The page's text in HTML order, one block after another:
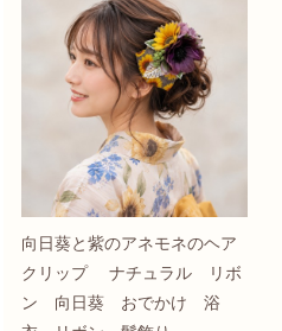
向日葵と紫のアネモネのヘア
クリップ ナチュラル リボ
ン 向日葵 おでかけ 浴